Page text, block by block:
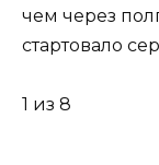
чем через
стартовало
1 из 8